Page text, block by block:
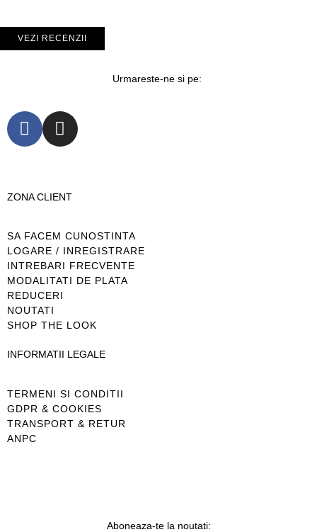
VEZI RECENZII
Urmareste-ne si pe:
ZONA CLIENT
SA FACEM CUNOSTINTA
LOGARE / INREGISTRARE
INTREBARI FRECVENTE
MODALITATI DE PLATA
REDUCERI
NOUTATI
SHOP THE LOOK
INFORMATII LEGALE
TERMENI SI CONDITII
GDPR & COOKIES
TRANSPORT & RETUR
ANPC
Aboneaza-te la noutati: